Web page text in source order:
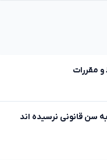
مقررات
سن قانونی نرسیده اند